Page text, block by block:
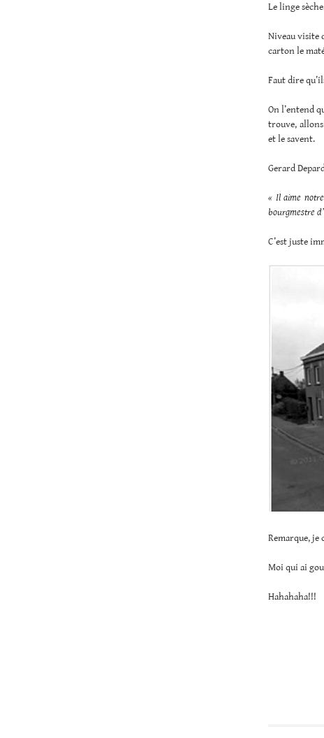
Le linge
Niveau visite
carton le
Faut dire
On l’entend
trouve,
et le savent.
Gerard
« Il aime
bourgmestre
C’est juste
Remarque, je
Moi qui ai
Hahahaha!!!